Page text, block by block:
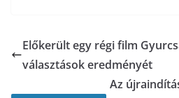
Előkerült egy régi film
választások eredményét
Az